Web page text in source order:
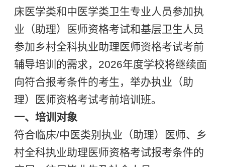
床医学类和中医学类卫生专业人员参加执
业（助理）医师资格考试和基层卫生人员
参加乡村全科执业助理医师资格考试考前
辅导培训的需求，2026年度学校将继续面
向符合报考条件的考生，举办执业（助
理）医师资格考试考前培训班。
一、培训对象
符合临床/中医类别执业（助理）医师、乡
村全科执业助理医师资格考试报考条件的